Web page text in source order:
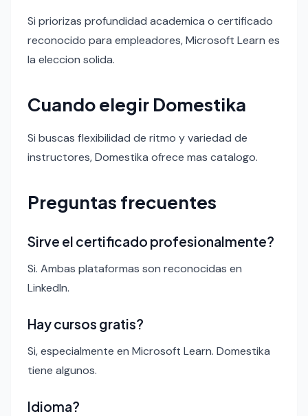
Si priorizas profundidad academica o certificado
reconocido para empleadores, Microsoft Learn es
la eleccion solida.
Cuando elegir Domestika
Si buscas flexibilidad de ritmo y variedad de
instructores, Domestika ofrece mas catalogo.
Preguntas frecuentes
Sirve el certificado profesionalmente?
Si. Ambas plataformas son reconocidas en
LinkedIn.
Hay cursos gratis?
Si, especialmente en Microsoft Learn. Domestika
tiene algunos.
Idioma?